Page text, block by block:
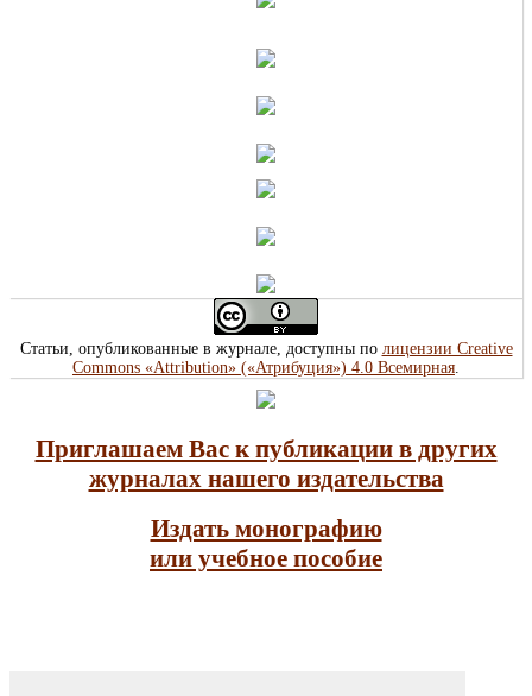
Статьи, опубликованные в журнале, доступны по лицензии Creative
Commons «Attribution» («Атрибуция») 4.0 Всемирная.
Приглашаем Вас к публикации в других
журналах нашего издательства
Издать монографию
или учебное пособие